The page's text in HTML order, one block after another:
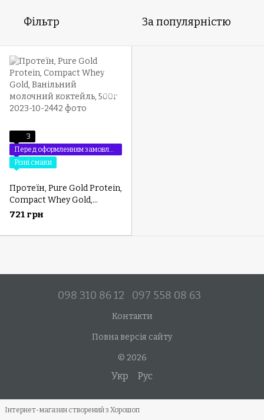
Фільтр За популярністю
3
Перед оформленням замовлення уточюйте ціну
Різні смаки
Протеїн, Pure Gold Protein,
Compact Whey Gold,
Ванільний молочний
721 грн
098 310 86 12 097 558 08 63
Контакти
Повна версія сайту
© 2026
Укр Рус
Інтернет-магазин створений з Хорошоп